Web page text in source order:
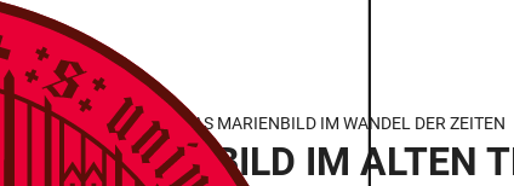
TAUSEND BILDERN“ – DAS MARIENBILD IM WANDEL DER ZEITEN
UND VORBILD IM ALTEN